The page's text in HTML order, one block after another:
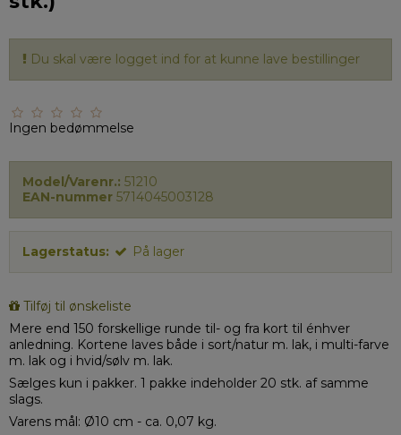
Du skal være logget ind for at kunne lave bestillinger
Ingen bedømmelse
Model/Varenr.: 51210
EAN-nummer 5714045003128
Lagerstatus: På lager
Tilføj til ønskeliste
Mere end 150 forskellige runde til- og fra kort til énhver
anledning. Kortene laves både i sort/natur m. lak, i multi-farve
m. lak og i hvid/sølv m. lak.
Sælges kun i pakker. 1 pakke indeholder 20 stk. af samme
slags.
Varens mål: Ø10 cm - ca. 0,07 kg.